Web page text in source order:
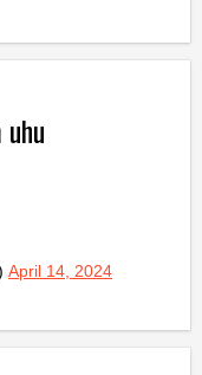
April 14, 2024